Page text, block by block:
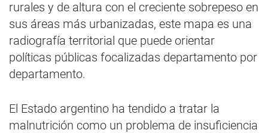
rurales y de altura con el creciente sobrepeso en
sus áreas más urbanizadas, este mapa es una
radiografía territorial que puede orientar
políticas públicas focalizadas departamento por
departamento.
El Estado argentino ha tendido a tratar la
malnutrición como un problema de insuficiencia